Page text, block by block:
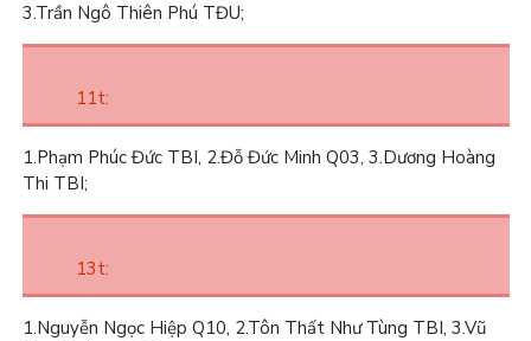
3.Trần Ngô Thiên Phú TĐU;
11t:
1.Phạm Phúc Đức TBI, 2.Đỗ Đức Minh Q03, 3.Dương Hoàng
Thi TBI;
13t:
1.Nguyễn Ngọc Hiệp Q10, 2.Tôn Thất Như Tùng TBI, 3.Vũ